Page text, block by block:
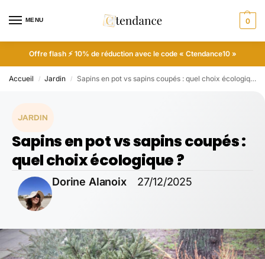
MENU 0
Offre flash ⚡ 10% de réduction avec le code « Ctendance10 »
Accueil / Jardin / Sapins en pot vs sapins coupés : quel choix écologique ?
JARDIN
Sapins en pot vs sapins coupés :
quel choix écologique ?
Dorine Alanoix 27/12/2025